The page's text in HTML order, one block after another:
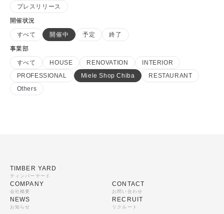
プレスリリース
開催状況
すべて
開催中 予定
終了
事業部
すべて
HOUSE RENOVATION
INTERIOR
PROFESSIONAL
Miele Shop Chiba
RESTAURANT
Others
TIMBER YARD
ティンバーヤード
COMPANY
会社概要
NEWS
お知らせ
CONTACT
お問い合わせ
RECRUIT
リクルート